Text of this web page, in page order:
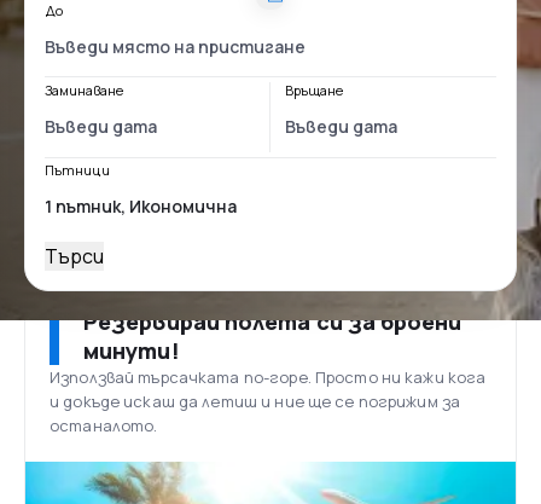
До
Заминаване Връщане
Пътници
Търси
Резервирай полета си за броени
минути!
Използвай търсачката по-горе. Просто ни кажи кога
и докъде искаш да летиш и ние ще се погрижим за
останалото.